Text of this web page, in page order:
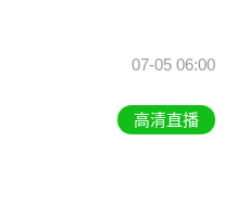
07-05 06:00
高清直播